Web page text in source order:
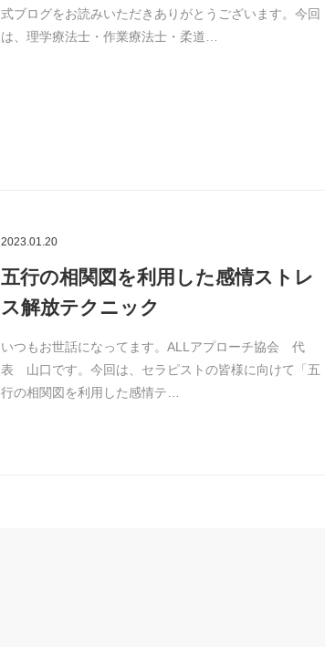
式ブログをお読みいただきありがとうございます。今回
は、理学療法士・作業療法士・柔道…
2023.01.20
五行の相関図を利用した感情ストレ
ス解放テクニック
いつもお世話になってます。ALLアプローチ協会 代
表 山口です。今回は、セラピストの皆様に向けて「五
行の相関図を利用した感情テ…